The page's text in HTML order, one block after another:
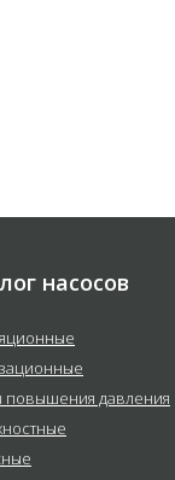
насосов
повышения давления